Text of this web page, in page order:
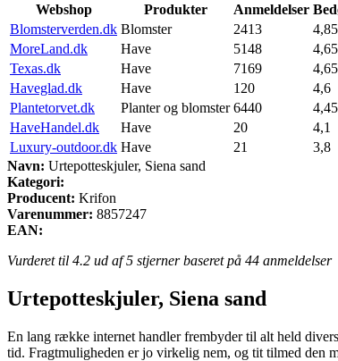
Webshop Produkter Anmeldelser
Blomsterverden.dk Blomster 2413 4,85
MoreLand.dk
Have 5148 4,65
Texas.dk
Have 7169 4,65
Haveglad.dk
Have 120 4,6
Plantetorvet.dk
Planter og blomster 6440 4,45
HaveHandel.dk
Have 20 4,1
Luxury-outdoor.dk Have 21 3,8
Navn: Urtepotteskjuler, Siena sand
Kategori:
Producent: Krifon
Varenummer: 8857247
EAN:
Vurderet til 4.2 ud af 5 stjerner baseret på 44 anmeldelser
Urtepotteskjuler, Siena sand
En lang række internet handler frembyder til alt held
tid. Fragtmuligheden er jo virkelig nem, og tit tilmed den